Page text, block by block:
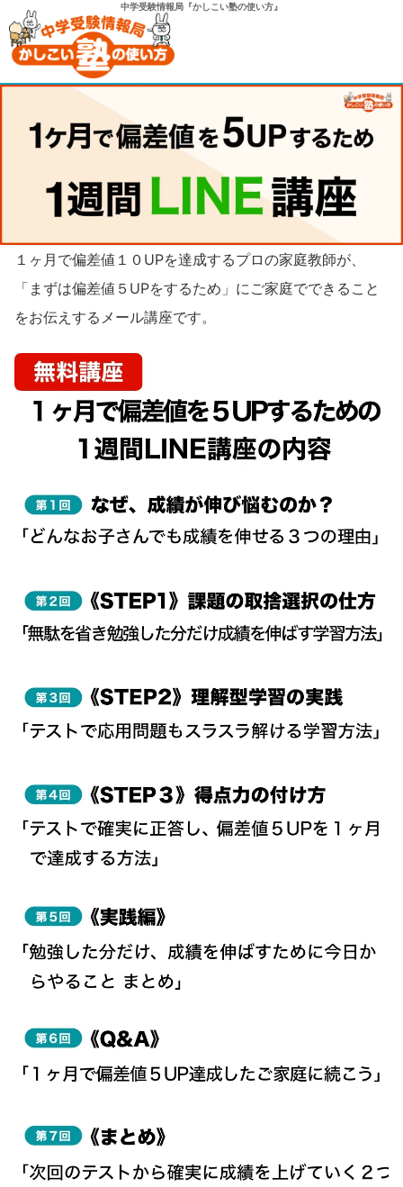
中学受験情報局『かしこい塾の使い方』
１ヶ月で偏差値１０UPを達成するプロの家庭教師が、
「まずは偏差値５UPをするため」にご家庭でできること
をお伝えするメール講座です。